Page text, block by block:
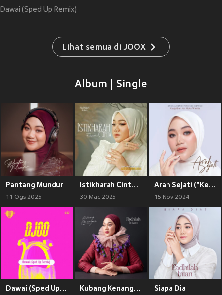
Dawai (Sped Up Remix)
Lihat semua di JOOX
Album | Single
Pantang Mundur
11 Ogs 2025
Istikharah Cinta (Assalamualaikum Beijing 2: Lost in Ningxia Original Motion Pictures Soundtrack)
30 Mac 2025
Arah Sejati ("Keajaiban Air Mata Wanita" Original Motion Pictures Soundtrack)
15 Nov 2024
Dawai (Sped Up Remix) Kubang Kenangan Siapa Dia